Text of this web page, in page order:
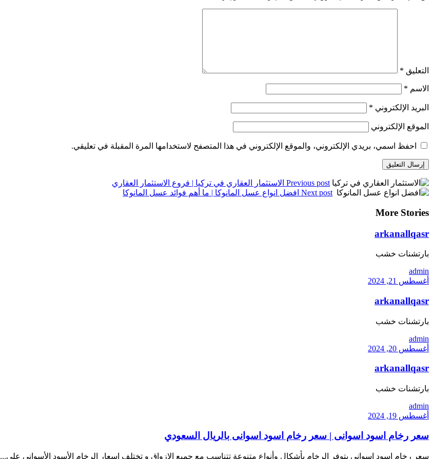
التعليق *
الاسم *
البريد الإلكتروني *
الموقع الإلكتروني
احفظ اسمي، بريدي الإلكتروني، والموقع الإلكتروني في هذا المتصفح لاستخدامها المرة المقبلة في تعليقي.
Previous post الاستثمار العقاري في تركيا | فروع الاستثمار العقاري
Next post افضل انواع عسل المانوكا | ما أهم فوائد عسل المانوكا
More Stories
arkanallqasr
بارتشنات خشب
admin
أغسطس 21, 2024
arkanallqasr
بارتشنات خشب
admin
أغسطس 20, 2024
arkanallqasr
بارتشنات خشب
admin
أغسطس 19, 2024
سعر رخام اسود اسوانى | سعر رخام اسود اسوانى بالريال السعودي
سعر رخام اسود اسوانى يتوفر الرخام بأشكال وأنواع متنوعة تتناسب مع جميع الازواق و تختلف اسعار الرخام الأسود الأسواني على...